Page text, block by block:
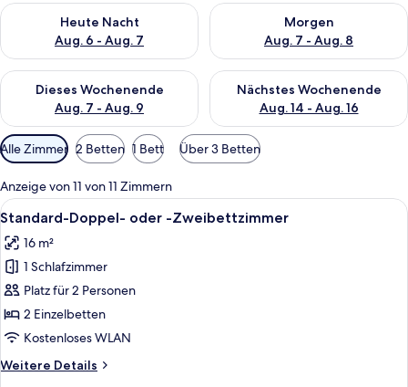
Heute Nacht
Aug. 6 - Aug. 7
Überprüfe die Verfügbarkeit für heute Nacht, Aug. 6 - Aug. 7.
Morgen
Aug. 7 - Aug. 8
Überprüfe die Verfügbarkeit
Dieses Wochenende
Aug. 7 - Aug. 9
Überprüfe die Verfügbarkeit für dieses Wochenende, Aug. 7
Nächstes Wochenende
Aug. 14 - Aug. 16
Überprüfe die Verfügbarkeit
Verfügbare
Filter
für
Zimmer
Alle Zimmer 2 Betten 1 Bett Über 3 Betten
Anzeige von 11 von 11 Zimmern
Alle
Fotos
für
Standard-
Doppel-
oder
-
anzeigen
Ein modernes Hotelzimmer mit
2
Standard-Doppel- oder -Zweibettzimmer
16 m²
1 Schlafzimmer
Platz für 2 Personen
2 Einzelbetten
Kostenloses WLAN
Weitere Details
Weitere